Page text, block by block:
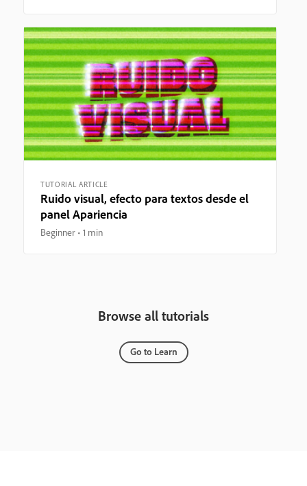
TUTORIAL ARTICLE
Ruido visual, efecto para textos desde el
panel Apariencia
Beginner 1 min
Browse all tutorials
Go to Learn